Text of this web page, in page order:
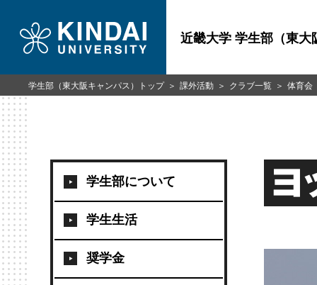
近畿大学 学生部（東大
学生部について
学生生活
奨学金
ヨ
学生部（東大阪キャンパス）トップ 課外活動 クラブ一覧 体育会